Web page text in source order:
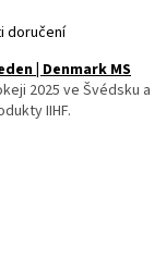
doručení
| Denmark MS
2025 ve Švédsku a
IIHF.